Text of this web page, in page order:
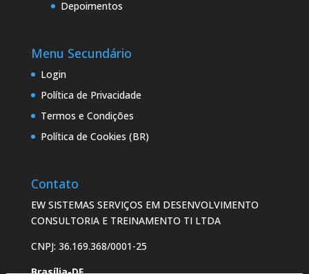
Depoimentos
Menu Secundário
Login
Política de Privacidade
Termos e Condições
Política de Cookies (BR)
Contato
EW SISTEMAS SERVIÇOS EM DESENVOLVIMENTO
CONSULTORIA E TREINAMENTO TI LTDA
CNPJ: 36.169.368/0001-25